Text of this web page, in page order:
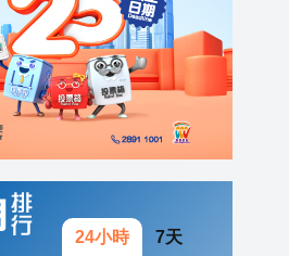
24小時 7天